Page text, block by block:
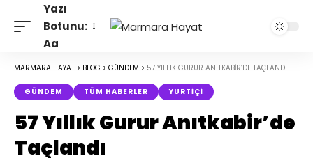
Yazı
Botunu:
Aa
MARMARA HAYAT > BLOG > GÜNDEM > 57 YILLIK GURUR ANITKABIR’DE TAÇLANDI
GÜNDEM TÜM HABERLER YURTIÇI
57 Yıllık Gurur Anıtkabir’de
Taçlandı